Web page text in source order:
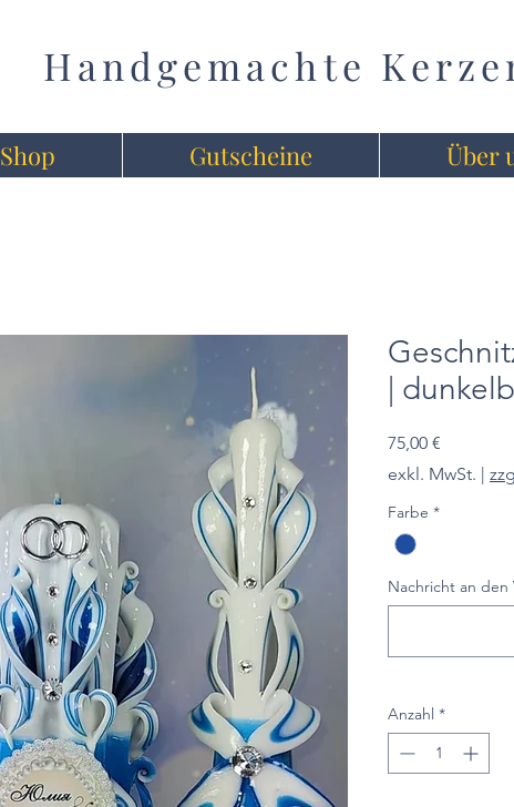
Handgemachte
Shop Gutscheine Über
|
75,00 €
exkl. MwSt. |
Farbe *
Nachricht an den
Anzahl *